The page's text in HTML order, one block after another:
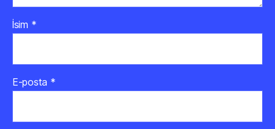
İsim *
E-posta *